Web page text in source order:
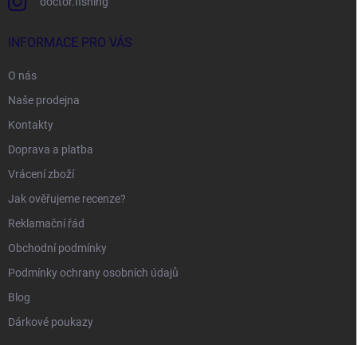
INFORMACE PRO VÁS
O nás
Naše prodejna
Kontakty
Doprava a platba
Vrácení zboží
Jak ověřujeme recenze?
Reklamační řád
Obchodní podmínky
Podmínky ochrany osobních údajů
Blog
Dárkové poukazy